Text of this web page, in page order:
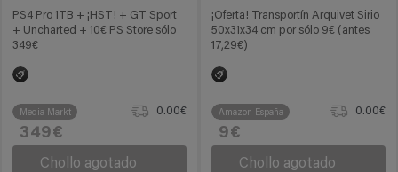
PS4 Pro 1TB + ¡HST! + GT Sport
+ Uncharted + 10€ PS Store sólo
349€
Media Markt 0.00€
349€
Chollo agotado
¡Oferta! Transportín Arquivet Sirio
50x31x34 cm por sólo 9€ (antes
17,29€)
Amazon España 0.00€
9€
Chollo agotado